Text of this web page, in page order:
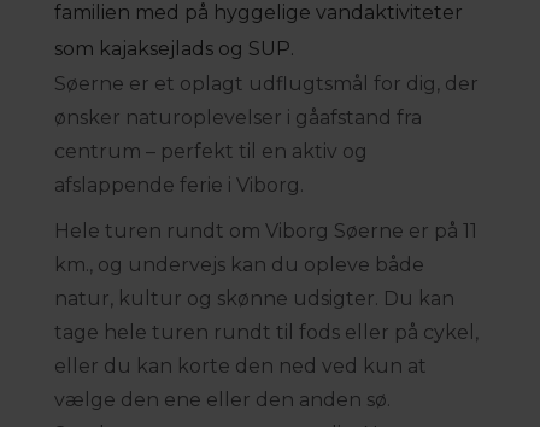
familien med på hyggelige vandaktiviteter
som kajaksejlads og SUP.
Søerne er et oplagt udflugtsmål for dig, der
ønsker naturoplevelser i gåafstand fra
centrum – perfekt til en aktiv og
afslappende ferie i Viborg.
Hele turen rundt om Viborg Søerne er på 11
km., og undervejs kan du opleve både
natur, kultur og skønne udsigter. Du kan
tage hele turen rundt til fods eller på cykel,
eller du kan korte den ned ved kun at
vælge den ene eller den anden sø.